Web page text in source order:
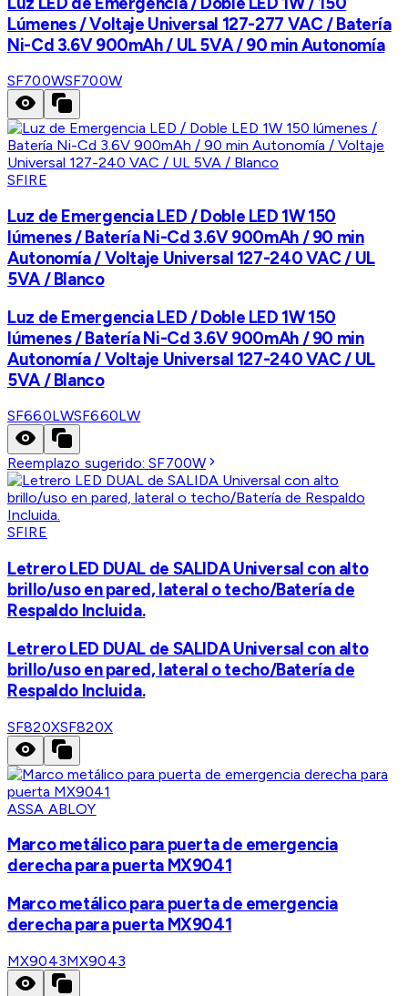
Lúmenes / Voltaje Universal 127-277 VAC / Batería
Ni-Cd 3.6V 900mAh / UL 5VA / 90 min Autonomía
SF700WSF700W
SFIRE
Luz de Emergencia LED / Doble LED 1W 150
lúmenes / Batería Ni-Cd 3.6V 900mAh / 90 min
Autonomía / Voltaje Universal 127-240 VAC / UL
5VA / Blanco
Luz de Emergencia LED / Doble LED 1W 150
lúmenes / Batería Ni-Cd 3.6V 900mAh / 90 min
Autonomía / Voltaje Universal 127-240 VAC / UL
5VA / Blanco
SF660LWSF660LW
Reemplazo sugerido:SF700W
SFIRE
Letrero LED DUAL de SALIDA Universal con alto
brillo/uso en pared, lateral o techo/Batería de
Respaldo Incluida.
Letrero LED DUAL de SALIDA Universal con alto
brillo/uso en pared, lateral o techo/Batería de
Respaldo Incluida.
SF820XSF820X
ASSA ABLOY
Marco metálico para puerta de emergencia
derecha para puerta MX9041
Marco metálico para puerta de emergencia
derecha para puerta MX9041
MX9043MX9043